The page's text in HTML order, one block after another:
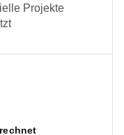
Projekte